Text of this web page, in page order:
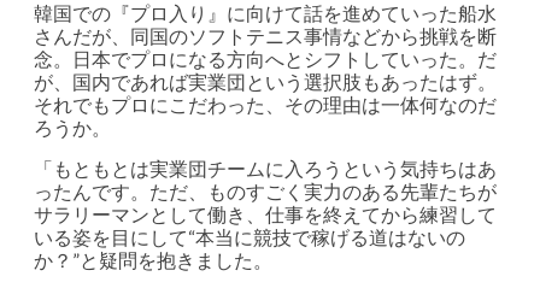
韓国での『プロ入り』に向けて話を進めていった船水
さんだが、同国のソフトテニス事情などから挑戦を断
念。日本でプロになる方向へとシフトしていった。だ
が、国内であれば実業団という選択肢もあったはず。
それでもプロにこだわった、その理由は一体何なのだ
ろうか。
「もともとは実業団チームに入ろうという気持ちはあ
ったんです。ただ、ものすごく実力のある先輩たちが
サラリーマンとして働き、仕事を終えてから練習して
いる姿を目にして“本当に競技で稼げる道はないの
か？”と疑問を抱きました。